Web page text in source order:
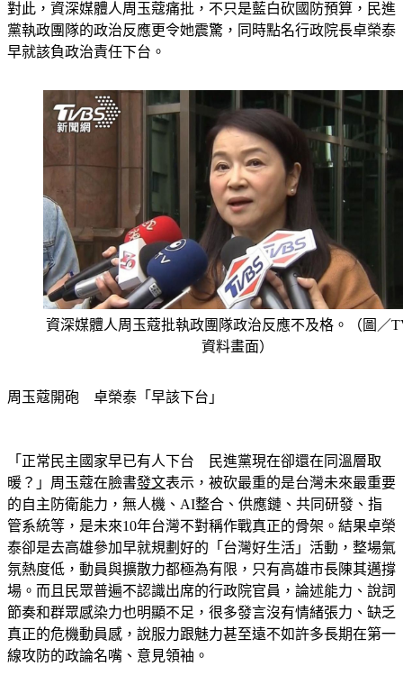
黨執政團隊的政治反應更令她震驚，同時點名行政院長卓榮泰
早就該負政治責任下台。
資深媒體人周玉蔻批執政團隊政治反應不及格。（圖／
資料畫面）
暖？」周玉蔻在臉書發文表示，被砍最重的是台灣未來最重要
的自主防衛能力，無人機、AI整合、供應鏈、共同研發、指
管系統等，是未來10年台灣不對稱作戰真正的骨架。結果卓榮
泰卻是去高雄參加早就規劃好的「台灣好生活」活動，整場氣
氛熱度低，動員與擴散力都極為有限，只有高雄市長陳其邁撐
場。而且民眾普遍不認識出席的行政院官員，論述能力、說詞
節奏和群眾感染力也明顯不足，很多發言沒有情緒張力、缺乏
真正的危機動員感，說服力跟魅力甚至遠不如許多長期在第一
線攻防的政論名嘴、意見領袖。